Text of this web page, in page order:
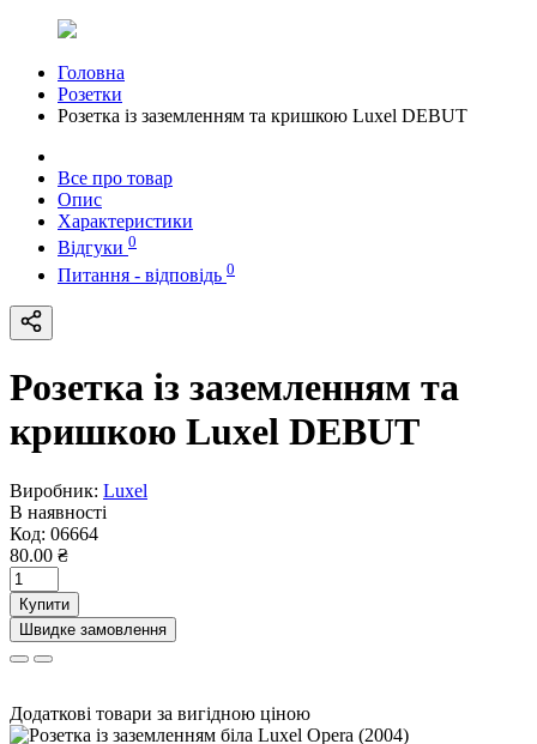
Головна
Розетки
Розетка із заземленням та кришкою Luxel DEBUT
Все про товар
Опис
Характеристики
Відгуки 0
Питання - відповідь 0
Розетка із заземленням та
кришкою Luxel DEBUT
Виробник: Luxel
В наявності
Код: 06664
80.00 ₴
Купити
Швидке замовлення
Додаткові товари за вигідною ціною